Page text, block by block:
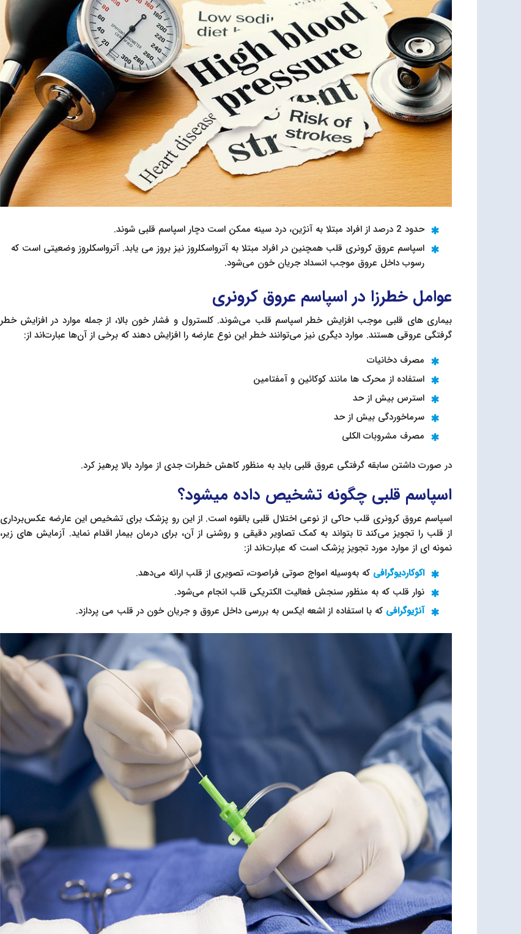
حدود 2 درصد از افراد مبتلا به آنژین، درد سینه ممکن است دچار اسپاسم قلبی شوند.
اسپاسم عروق کرونری قلب همچنین در افراد مبتلا به آترواسكلروز نیز بروز می یابد. آترواسكلروز وضعیتی است که
رسوب داخل عروق موجب انسداد جریان خون می‌شود.
عوامل خطرزا در اسپاسم عروق کرونری
بیماری های قلبی موجب افزایش خطر اسپاسم قلب می‌شوند. کلسترول و فشار خون بالا، از جمله موارد در افزایش خطر
گرفتگی عروقی هستند. موارد دیگری نیز می‌توانند خطر این نوع عارضه را افزایش دهند که برخی از آن‌ها عبارت‌اند از:
مصرف دخانیات
استفاده از محرک ها مانند کوکائین و آمفتامين‌
استرس بیش از حد
سرماخوردگی بیش از حد
مصرف مشروبات الکلی
در صورت داشتن سابقه گرفتگی عروق قلبی باید به منظور کاهش خطرات جدی از موارد بالا پرهیز کرد.
اسپاسم قلبی چگونه تشخیص داده میشود؟
اسپاسم عروق کرونری قلب حاکی از نوعی اختلال قلبی بالقوه است. از این رو پزشک برای تشخیص این عارضه عکس‌برداری
از قلب را تجویز می‌کند تا بتواند به کمک تصاویر دقیقی و روشنی از آن، برای درمان بیمار اقدام نماید. آزمایش های زیر،
نمونه ای از موارد مورد تجویز پزشک است که عبارت‌اند از:
اکوکاردیوگرافی که به‌وسیله امواج صوتی فراصوت، تصویری از قلب ارائه می‌دهد.
نوار قلب که به منظور سنجش فعالیت الکتریکی قلب انجام می‌شود.
آنژیوگرافی که با استفاده از اشعه ایکس به بررسی داخل عروق و جریان خون در قلب می پردازد.